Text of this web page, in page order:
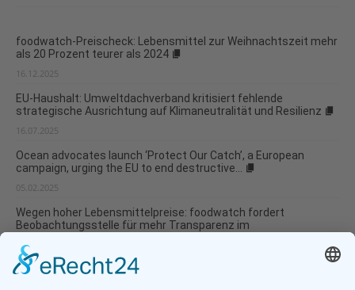
foodwatch-Preischeck: Lebensmittel zur Weihnachtszeit mehr
als 20 Prozent teurer als 2024
16.12.2025
EU-Haushalt: Umweltdachverband kritisiert fehlende
strategische Ausrichtung auf Klimaneutralität und Resilienz
16.07.2025
Ocean advocates launch ‘Protect Our Catch’, a European
campaign, urging the EU to end destructive...
05.02.2025
Wegen hoher Lebensmittelpreise: foodwatch fordert
Beobachtungsstelle für mehr Transparenz im
14.01.2025